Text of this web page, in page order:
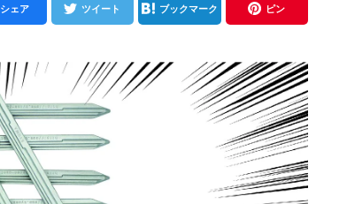
シェア ツイート ブックマーク ピン